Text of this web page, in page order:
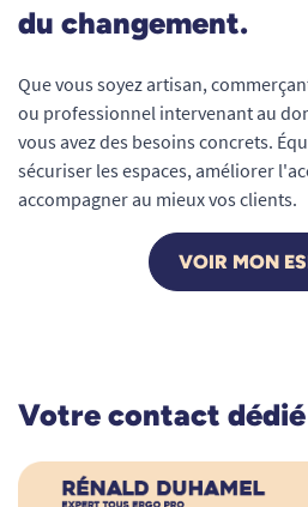
du changement.
Que vous soyez artisan,
ou professionnel intervenant au
vous avez des besoins concrets.
sécuriser les espaces, améliorer
accompagner au mieux vos clients.
VOIR MON
Votre contact dédié